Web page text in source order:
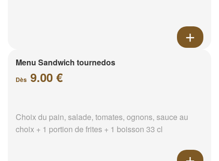
Menu Sandwich tournedos
Dès 9.00 €
Choix du pain, salade, tomates, ognons, sauce au
choix + 1 portion de frites + 1 boisson 33 cl